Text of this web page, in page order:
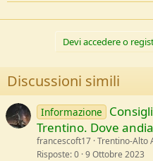
Devi accedere o
Discussioni simili
Informazione
Trentino. Dove
francescoft17 Trentino-Alto
Risposte 0 9 Ottobre 2023